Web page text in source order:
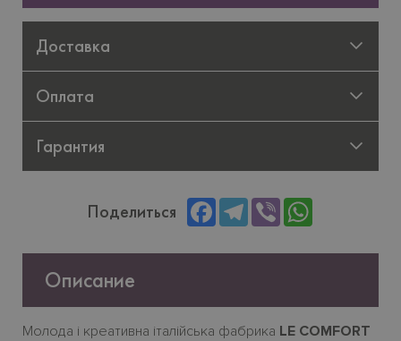
Доставка
Оплата
Гарантия
Поделиться FacebookTelegram
Viber
Описание
Молода і креативна італійська фабрика LE COMFORT